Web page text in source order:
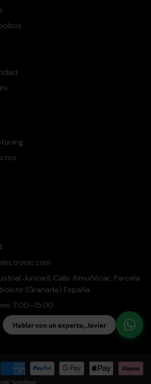
Juncaril, Calle Almuñécar, Parcela
(Granada) España
7:00–15:00
Hablar con un experto, Javier
Solution